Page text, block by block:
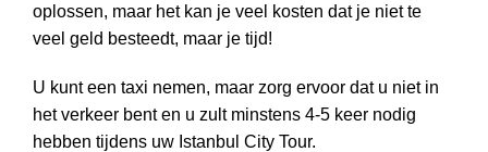
oplossen, maar het kan je veel kosten dat je niet te
veel geld besteedt, maar je tijd!
U kunt een taxi nemen, maar zorg ervoor dat u niet in
het verkeer bent en u zult minstens 4-5 keer nodig
hebben tijdens uw Istanbul City Tour.